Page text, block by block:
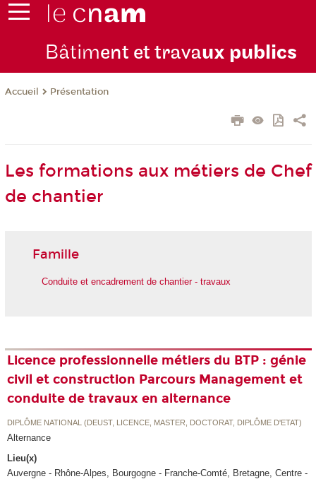
Bâtiment et travaux publics
Accueil Présentation
Les formations aux métiers de Chef
de chantier
Famille
Conduite et encadrement de chantier - travaux
Licence professionnelle métiers du BTP : génie
civil et construction Parcours Management et
conduite de travaux en alternance
DIPLÔME NATIONAL (DEUST, LICENCE, MASTER, DOCTORAT, DIPLÔME D'ETAT)
Alternance
Lieu(x)
Auvergne - Rhône-Alpes, Bourgogne - Franche-Comté, Bretagne, Centre -